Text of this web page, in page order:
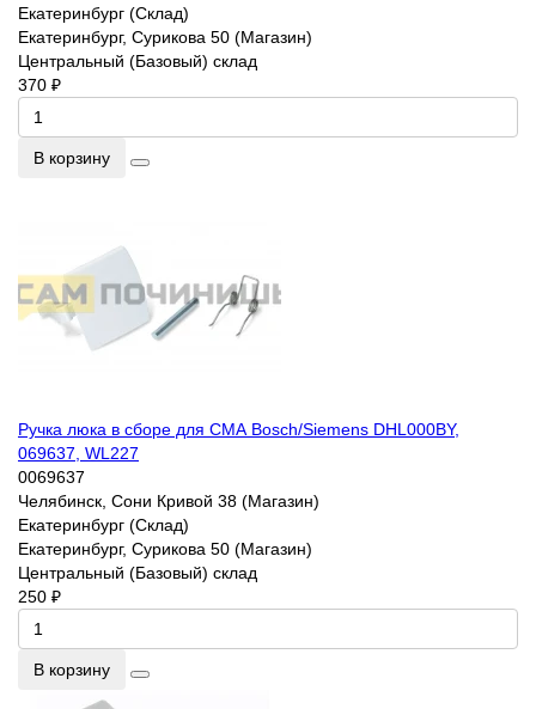
Екатеринбург (Склад)
Екатеринбург, Сурикова 50 (Магазин)
Центральный (Базовый) склад
370 ₽
В корзину
Ручка люка в сборе для СМА Bosch/Siemens DHL000BY,
069637, WL227
0069637
Челябинск, Сони Кривой 38 (Магазин)
Екатеринбург (Склад)
Екатеринбург, Сурикова 50 (Магазин)
Центральный (Базовый) склад
250 ₽
В корзину